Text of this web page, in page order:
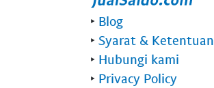
‣ Blog
‣ Syarat & Ketentuan
‣ Hubungi kami
‣ Privacy Policy